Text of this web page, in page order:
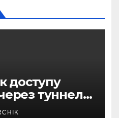
доступу
туннель